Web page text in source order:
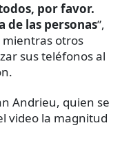
por favor.
de las personas”,
otros
sus teléfonos al
Andrieu, quien se
video la magnitud